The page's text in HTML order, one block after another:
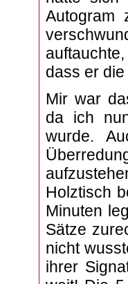
Autogram
dass er
Mir war
da ich
wurde.
Holztisch
Minuten
Sätze
nicht
ihrer